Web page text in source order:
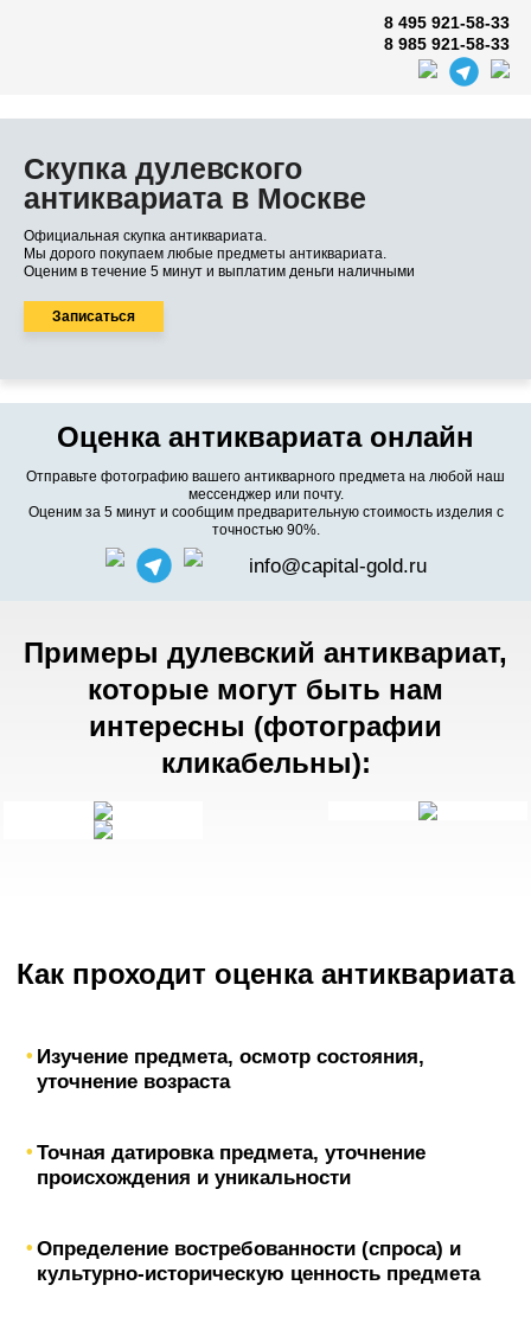
8 495 921-58-33
8 985 921-58-33
Скупка дулевского
антиквариата в Москве
Официальная скупка антиквариата.
Мы дорого покупаем любые предметы антиквариата.
Оценим в течение 5 минут и выплатим деньги наличными
Записаться
Оценка антиквариата онлайн
Отправьте фотографию вашего антикварного предмета на любой наш
мессенджер или почту.
Оценим за 5 минут и сообщим предварительную стоимость изделия с
точностью 90%.
info@capital-gold.ru
Примеры дулевский антиквариат,
которые могут быть нам
интересны (фотографии
кликабельны):
Как проходит оценка антиквариата
Изучение предмета, осмотр состояния,
уточнение возраста
Точная датировка предмета, уточнение
происхождения и уникальности
Определение востребованности (спроса) и
культурно-историческую ценность предмета